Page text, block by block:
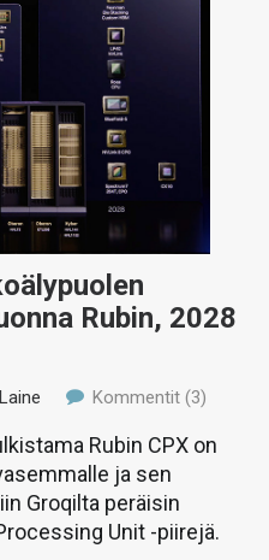
Rubin, 2028
Kommentit (3)
Rubin CPX on
ja sen
Groqilta peräisin
Unit -piirejä.